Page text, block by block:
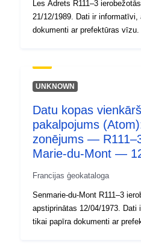
Les Adrets R111–3
21/12/1989. Dati ir informatīvi, autentiski ir tikai papīra
dokumenti ar prefektūras vīzu.
UNKNOWN
Datu kopas
pakalpojums
zonējums —
Marie-du-Mont —
Francijas ģeokataloga
Senmarie-du-Mont R111–3
apstiprinātas 12/04/1973. Dati ir informatīvi, autentiski ir
tikai papīra dokumenti ar